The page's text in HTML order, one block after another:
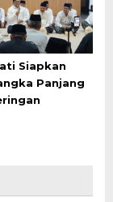
Siapkan
Panjang